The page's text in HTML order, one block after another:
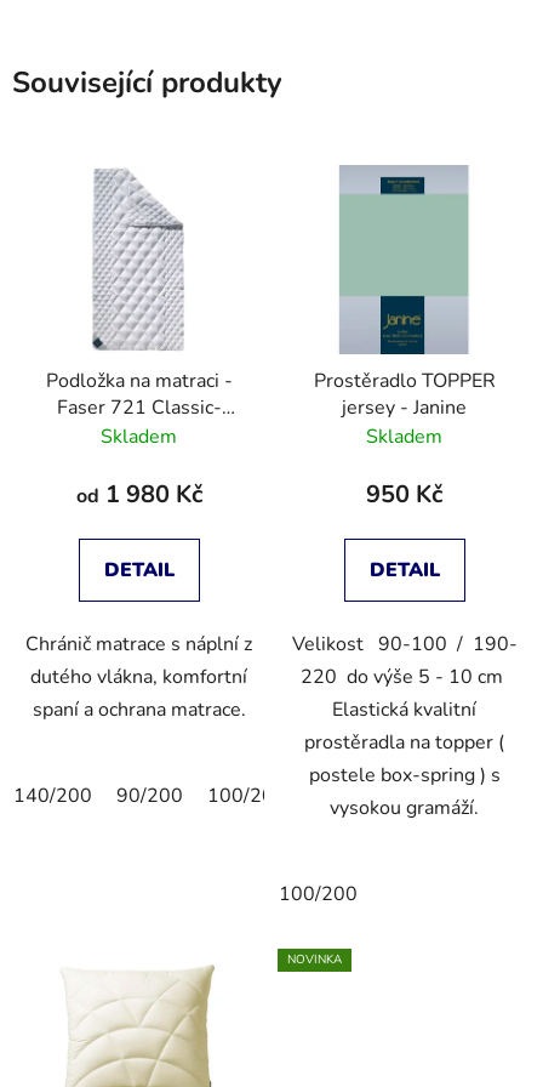
Související produkty
Podložka na matraci -
Faser 721 Classic-
Clean Topper
Skladem
od 1 980 Kč
DETAIL
Chránič matrace s náplní z
dutého vlákna, komfortní
spaní a ochrana matrace.
140/200 90/200 100/200 90/190
Prostěradlo TOPPER
jersey - Janine
Skladem
950 Kč
DETAIL
Velikost 90-100 / 190-
220 do výše 5 - 10 cm
Elastická kvalitní
prostěradla na topper (
postele box-spring ) s
vysokou gramáží.
100/200
NOVINKA